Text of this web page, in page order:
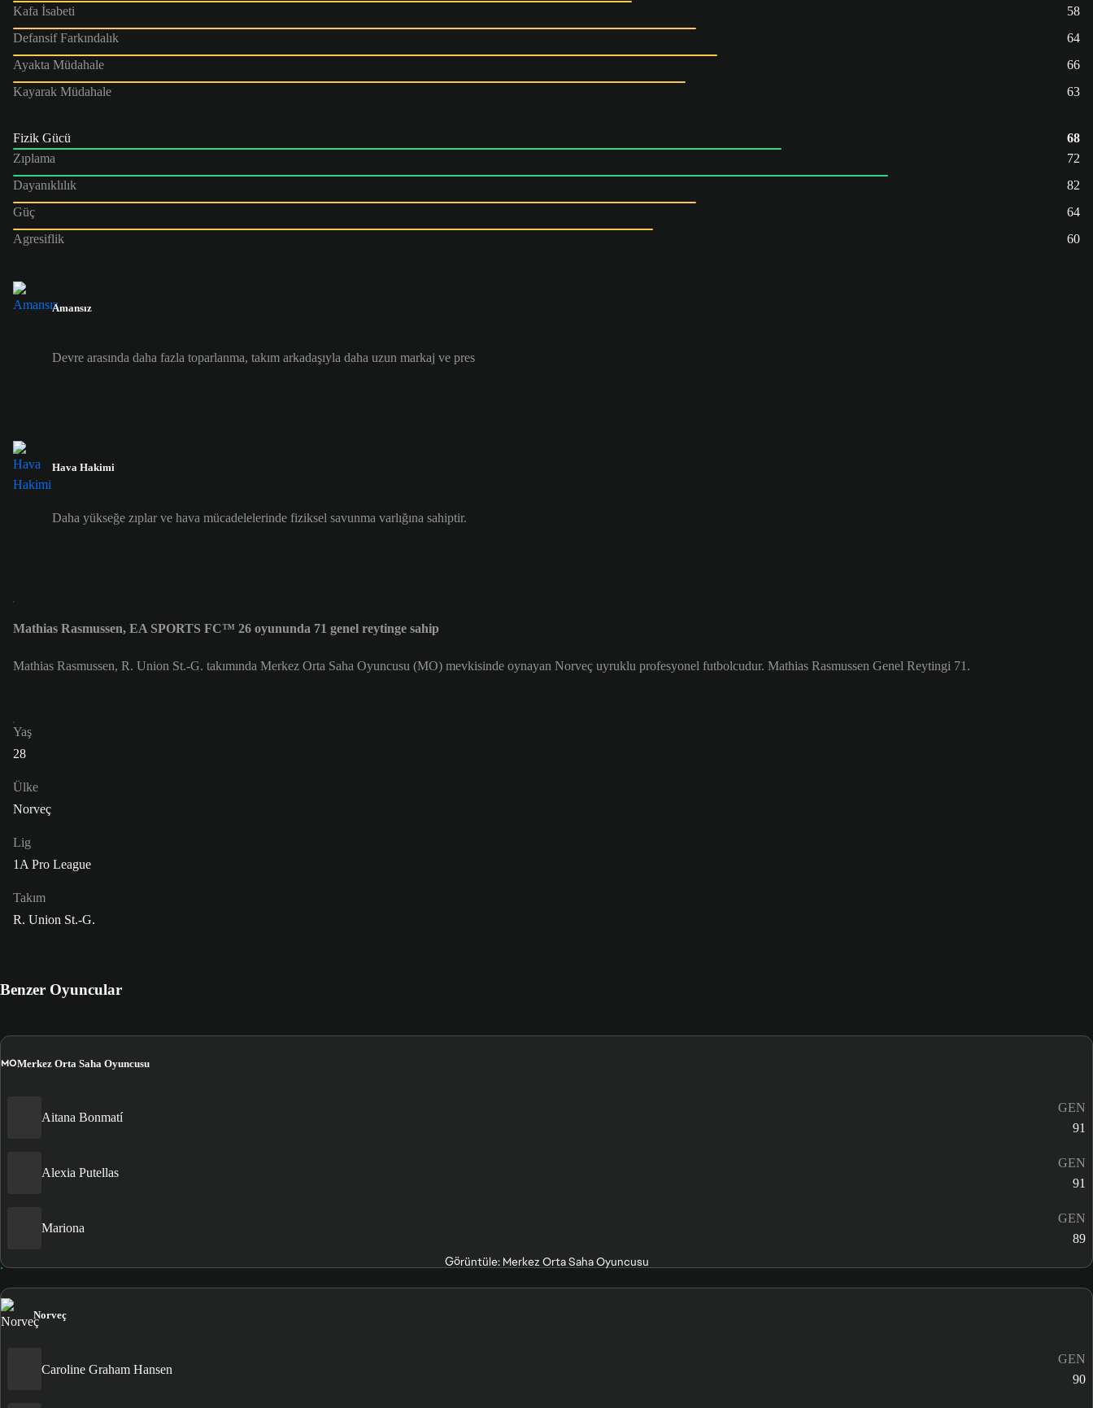
Kafa İsabeti
58
Defansif Farkındalık
64
Ayakta Müdahale
66
Kayarak Müdahale
63
Fizik Gücü
68
Zıplama
72
Dayanıklılık
82
Güç
64
Agresiflik
60
Amansız
Devre arasında daha fazla toparlanma, takım arkadaşıyla daha uzun markaj ve pres
Hava Hakimi
Daha yükseğe zıplar ve hava mücadelelerinde fiziksel savunma varlığına sahiptir.
Mathias Rasmussen, EA SPORTS FC™ 26 oyununda 71 genel reytinge sahip
Mathias Rasmussen, R. Union St.-G. takımında Merkez Orta Saha Oyuncusu (MO) mevkisinde oynayan Norveç uyruklu profesyonel futbolcudur. Mathias Rasmussen Genel Reytingi 71.
Yaş
28
Ülke
Norveç
Lig
1A Pro League
Takım
R. Union St.-G.
Benzer Oyuncular
MOMerkez Orta Saha Oyuncusu
Aitana Bonmatí
GEN
91
Alexia Putellas
GEN
91
Mariona
GEN
89
Görüntüle: Merkez Orta Saha Oyuncusu
Norveç
Caroline Graham Hansen
GEN
90